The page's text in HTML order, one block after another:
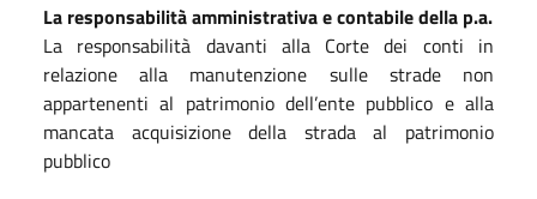
La responsabilità amministrativa e contabile della p.a.
La responsabilità davanti alla Corte dei conti in
relazione alla manutenzione sulle strade non
appartenenti al patrimonio dell’ente pubblico e alla
mancata acquisizione della strada al patrimonio
pubblico